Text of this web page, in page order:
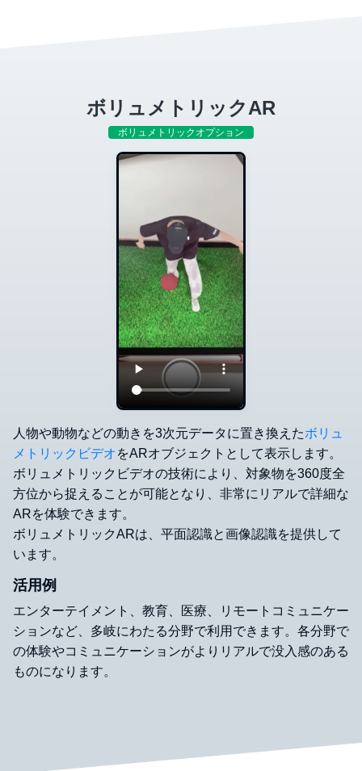
ボリュメトリックAR
ボリュメトリックオプション
人物や動物などの動きを3次元データに置き換えたボリュ
メトリックビデオをARオブジェクトとして表示します。
ボリュメトリックビデオの技術により、対象物を360度全
方位から捉えることが可能となり、非常にリアルで詳細な
ARを体験できます。
ボリュメトリックARは、平面認識と画像認識を提供して
います。
活用例
エンターテイメント、教育、医療、リモートコミュニケー
ションなど、多岐にわたる分野で利用できます。各分野で
の体験やコミュニケーションがよりリアルで没入感のある
ものになります。